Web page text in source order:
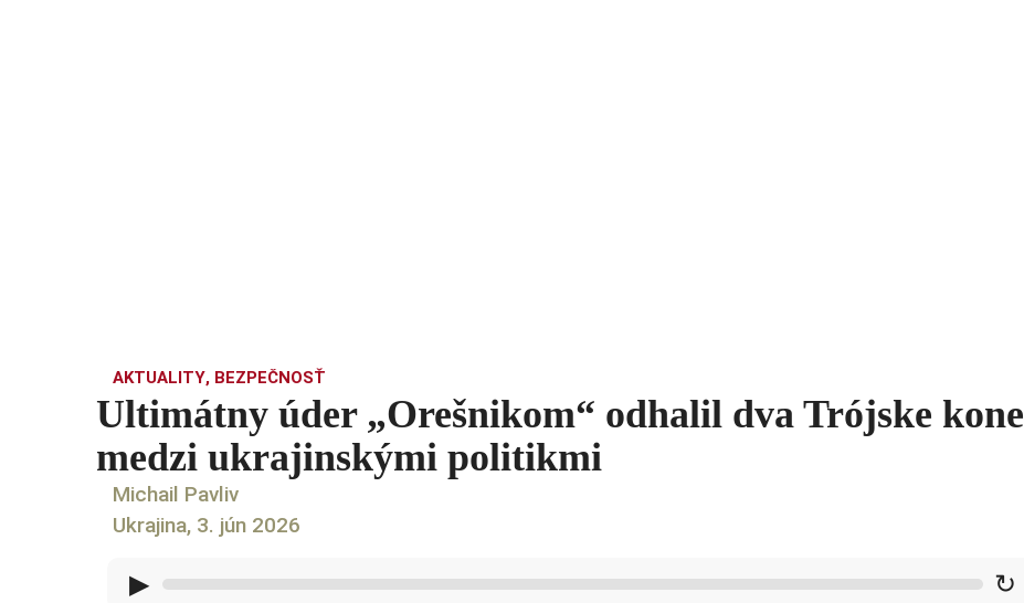
AKTUALITY, BEZPEČNOSŤ
Ultimátny úder „Orešnikom“ odhalil dva Trójske kone
medzi ukrajinskými politikmi
Michail Pavliv
Ukrajina, 3. jún 2026
▶ ↻